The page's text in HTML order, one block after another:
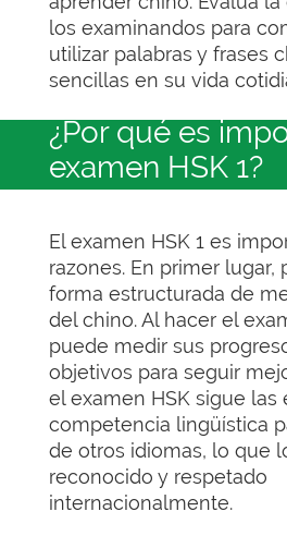
los examinandos para
utilizar palabras y frases
sencillas en su vida
¿Por qué es
examen HSK 1?
El examen HSK 1 es
razones. En primer lugar,
forma estructurada de
del chino. Al hacer el
puede medir sus
objetivos para seguir
el examen HSK sigue las
competencia lingüística
de otros idiomas, lo que
reconocido y respetado
internacionalmente.